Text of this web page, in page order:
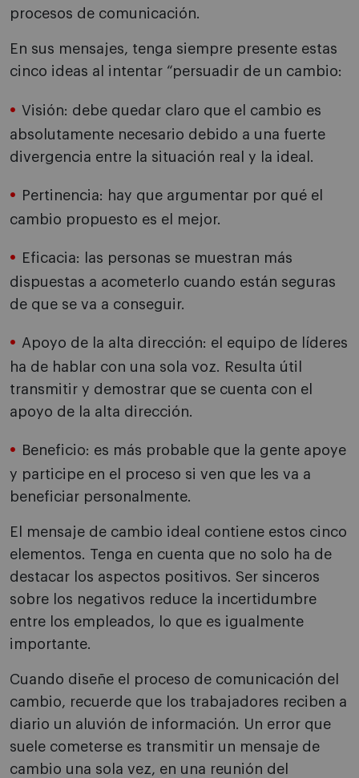
procesos de comunicación.
En sus mensajes, tenga siempre presente estas
cinco ideas al intentar “persuadir de un cambio:
Visión: debe quedar claro que el cambio es
absolutamente necesario debido a una fuerte
divergencia entre la situación real y la ideal.
Pertinencia: hay que argumentar por qué el
cambio propuesto es el mejor.
Eficacia: las personas se muestran más
dispuestas a acometerlo cuando están seguras
de que se va a conseguir.
Apoyo de la alta dirección: el equipo de líderes
ha de hablar con una sola voz. Resulta útil
transmitir y demostrar que se cuenta con el
apoyo de la alta dirección.
Beneficio: es más probable que la gente apoye
y participe en el proceso si ven que les va a
beneficiar personalmente.
El mensaje de cambio ideal contiene estos cinco
elementos. Tenga en cuenta que no solo ha de
destacar los aspectos positivos. Ser sinceros
sobre los negativos reduce la incertidumbre
entre los empleados, lo que es igualmente
importante.
Cuando diseñe el proceso de comunicación del
cambio, recuerde que los trabajadores reciben a
diario un aluvión de información. Un error que
suele cometerse es transmitir un mensaje de
cambio una sola vez, en una reunión del